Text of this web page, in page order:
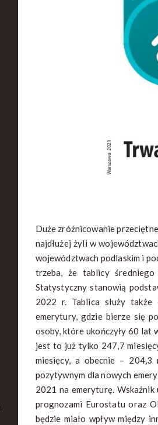
Duże zróżnicowanie
najdłużej żyli w
województwach podlaskim i
trzeba, że tablicy
Statystyczny stanowią
2022 r. Tablica służy także
emerytury, gdzie bierze się
osoby, które ukończyły 60 lat
jest to już tylko 247,7
miesięcy, a obecnie – 204,3
pozytywnym dla nowych
2021 na emeryturę.
prognozami Eurostatu oraz
będzie miało wpływ między